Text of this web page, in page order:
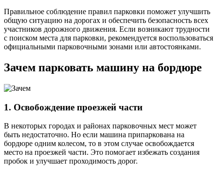
Правильное соблюдение правил парковки поможет улучшить
общую ситуацию на дорогах и обеспечить безопасность всех
участников дорожного движения. Если возникают трудности
с поиском места для парковки, рекомендуется воспользоваться
официальными парковочными зонами или автостоянками.
Зачем парковать машину на бордюре
1. Освобождение проезжей части
В некоторых городах и районах парковочных мест может
быть недостаточно. Но если машина припаркована на
бордюре одним колесом, то в этом случае освобождается
место на проезжей части. Это помогает избежать создания
пробок и улучшает проходимость дорог.